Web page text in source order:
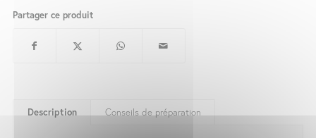
Partager ce produit
Description Conseils de préparation